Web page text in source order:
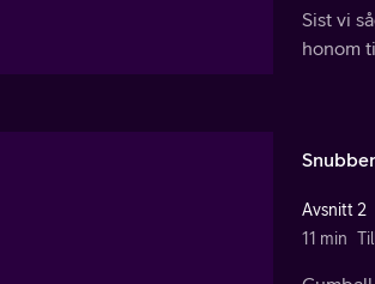
Sist vi
honom
Avsnitt 2
11 min